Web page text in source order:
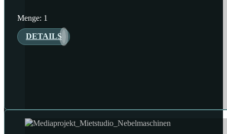
Menge: 1
DETAILS